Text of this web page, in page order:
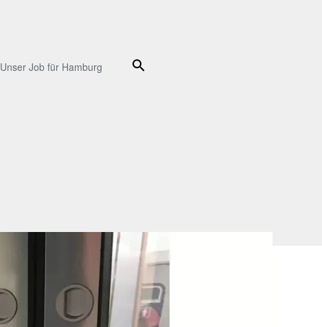
Unser Job für Hamburg Suche